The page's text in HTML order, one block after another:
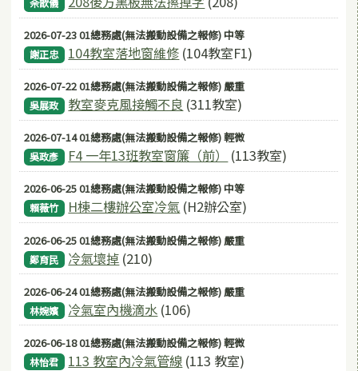
佘歆儀
2026-07-23 01總務處(無法搬動設備之報修) 中等
謝正忠 104教室落地窗維修 (104教室F1)
2026-07-22 01總務處(無法搬動設備之報修) 嚴重
吳展政 教室麥克風接觸不良 (311教室)
2026-07-14 01總務處(無法搬動設備之報修) 輕微
吳政彥 F4 一年13班教室窗簾（前） (113教室)
2026-06-25 01總務處(無法搬動設備之報修) 中等
賴薇竹 H棟二樓辦公室冷氣 (H2辦公室)
2026-06-25 01總務處(無法搬動設備之報修) 嚴重
鄭育民 冷氣壞掉 (210)
2026-06-24 01總務處(無法搬動設備之報修) 嚴重
林婉嬪 冷氣室內機滴水 (106)
2026-06-18 01總務處(無法搬動設備之報修) 輕微
林怡君 113 教室內冷氣管線 (113 教室)